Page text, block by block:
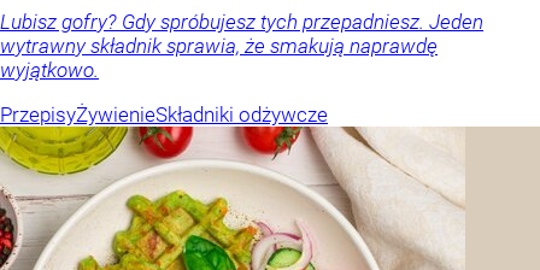
Lubisz gofry? Gdy spróbujesz tych przepadniesz. Jeden
wytrawny składnik sprawia, że smakują naprawdę
wyjątkowo.
PrzepisyŻywienieSkładniki odżywcze